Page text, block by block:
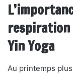
respiration
Yin Yoga
Au printemps